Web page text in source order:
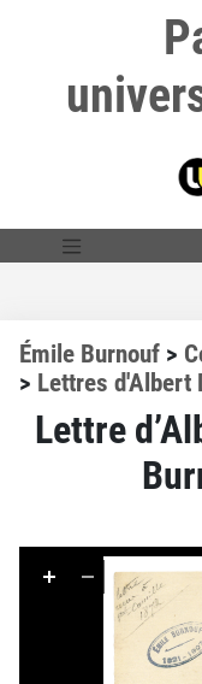
Émile Burnouf >
> Lettres d'Albert
Lettre